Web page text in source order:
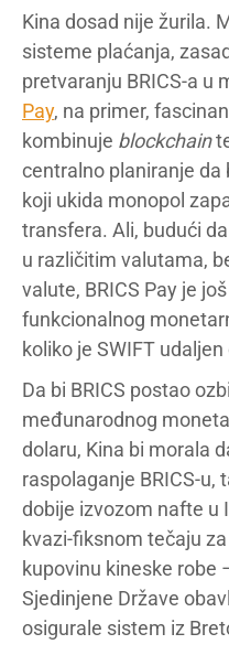
Kina dosad nije žurila.
sisteme plaćanja,
pretvaranju BRICS-a u
Pay, na primer,
kombinuje blockchain
centralno planiranje da
koji ukida monopol
transfera. Ali, budući
u različitim valutama,
valute, BRICS Pay je
funkcionalnog
koliko je SWIFT
Da bi BRICS postao
međunarodnog
dolaru, Kina bi morala
raspolaganje BRICS-u,
dobije izvozom nafte u
kvazi-fiksnom tečaju
kupovinu kineske robe
Sjedinjene Države
osigurale sistem iz